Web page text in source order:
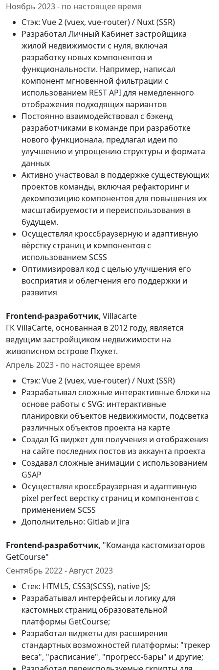
Ноябрь 2023 - по настоящее время
Стэк: Vue 2 (vuex, vue-router) / Nuxt (SSR)
Разработал Личный Кабинет застройщика
жилой недвижимости с нуля, включая
разработку новых компонентов и
функциональности. Например, написал
компонент мгновенной фильтрации с
использованием REST API для немедленного
отображения подходящих вариантов
Постоянно взаимодействовал с бэкенд
разработчиками в команде при разработке
нового функционала, предлагал идеи по
улучшению и упрощению структуры и формата
данных
Активно участвовал в поддержке существующих
проектов команды, включая рефакторинг и
декомпозицию компонентов для повышения их
масштабируемости и переиспользования в
будущем.
Осуществлял кроссбраузерную и адаптивную
вёрстку страниц и компонентов с
использованием SCSS
Оптимизировал код с целью улучшения его
восприятия и облегчения его поддержки и
развития
Frontend-разработчик, Villacarte
ГК VillaCarte, основанная в 2012 году, является
ведущим застройщиком недвижимости на
живописном острове Пхукет.
Апрель 2023 - по настоящее время
Стэк: Vue 2 (vuex, vue-router) / Nuxt (SSR)
Разрабатывал сложные интерактивные блоки на
основе работы с SVG: интерактивные
планировки объектов недвижимости, подсветка
различных объектов проекта на карте
Создал IG виджет для получения и отображения
на сайте последних постов из аккаунта проекта
Создавал сложные анимации с использованием
GSAP
Осуществлял кроссбраузерная и адаптивную
pixel perfect верстку страниц и компонентов с
применением SCSS
Дополнительно: Gitlab и Jira
Frontend-разработчик, "Команда кастомизаторов
GetCourse"
Сентябрь 2022 - Август 2023
Стек: HTML5, CSS3(SCSS), native JS;
Разрабатывал интерфейсы и логику для
кастомных страниц образовательной
платформы GetCourse;
Разработал виджеты для расширения
стандартных возможностей платформы: "трекер
веса", "расписание", "прогресс-бары" и другие;